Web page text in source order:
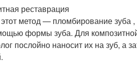
реставрация
метод — пломбирование зуба
формы зуба. Для
послойно наносит их на зуб, а